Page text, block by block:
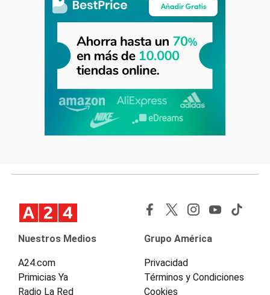
Nuestros Medios
A24.com
Primicias Ya
Radio La Red
Grupo América
Privacidad
Términos y Condiciones
Cookies